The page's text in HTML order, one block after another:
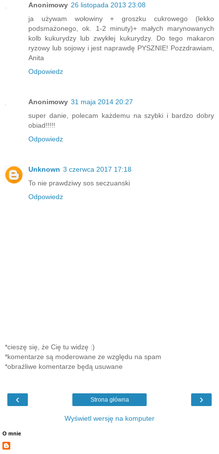
Anonimowy 26 listopada 2013 23:08
ja używam wołowiny + groszku cukrowego (lekko
podsmażonego, ok. 1-2 minuty)+ małych marynowanych
kolb kukurydzy lub zwykłej kukurydzy. Do tego makaron
ryzowy lub sojowy i jest naprawdę PYSZNIE! Pozzdrawiam,
Anita
Odpowiedz
Anonimowy 31 maja 2014 20:27
super danie, polecam każdemu na szybki i bardzo dobry
obiad!!!!!
Odpowiedz
Unknown 3 czerwca 2017 17:18
To nie prawdziwy sos seczuanski
Odpowiedz
*cieszę się, że Cię tu widzę :)
*komentarze są moderowane ze względu na spam
*obraźliwe komentarze będą usuwane
‹ ›
Strona główna
Wyświetl wersję na komputer
O mnie